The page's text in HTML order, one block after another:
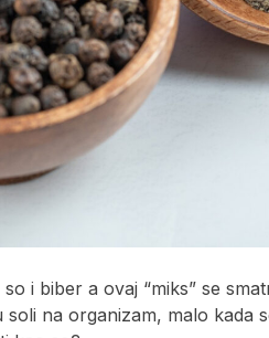
i biber a ovaj “miks” se
na organizam, malo kada